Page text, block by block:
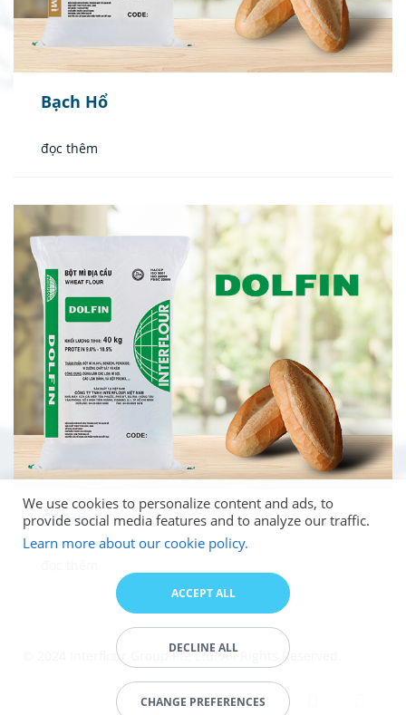
Bạch Hổ
đọc thêm
Cá Heo
We use cookies to personalize content and ads, to
provide social media features and to analyze our traffic.
Learn more about our cookie policy.
ACCEPT ALL
DECLINE ALL
CHANGE PREFERENCES
© 2024 Interflour Group Pte Ltd. All Rights Reserved.